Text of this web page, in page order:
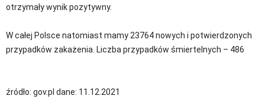
otrzymały wynik pozytywny.
W całej Polsce natomiast mamy 23764 nowych i potwierdzonych
przypadków zakażenia. Liczba przypadków śmiertelnych – 486
źródło: gov.pl dane: 11.12.2021